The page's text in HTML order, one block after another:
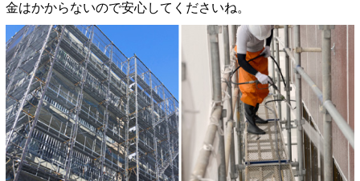
金はかからないので安心してくださいね。